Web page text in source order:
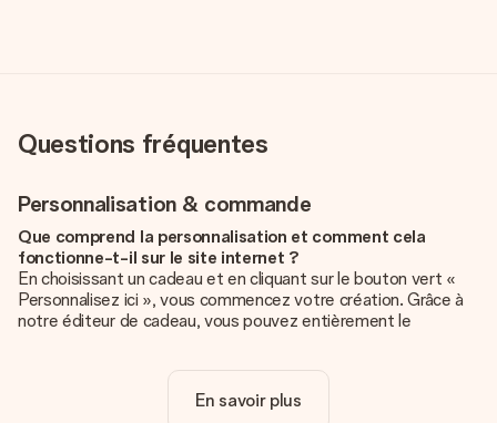
Questions fréquentes
Personnalisation & commande
Que comprend la personnalisation et comment cela
fonctionne-t-il sur le site internet ?
En choisissant un cadeau et en cliquant sur le bouton vert «
Personnalisez ici », vous commencez votre création. Grâce à
notre éditeur de cadeau, vous pouvez entièrement le
unique pour ajouter une touche finale à votre cadeau.
En savoir plus